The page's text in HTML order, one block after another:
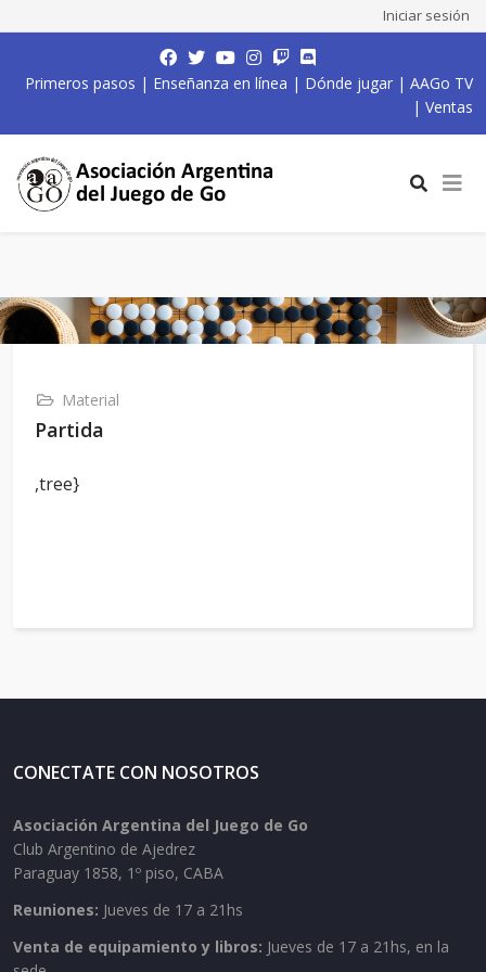
Iniciar sesión
Primeros pasos | Enseñanza en línea | Dónde jugar | AAGo TV
| Ventas
Material
Partida
,tree}
CONECTATE CON NOSOTROS
Asociación Argentina del Juego de Go
Club Argentino de Ajedrez
Paraguay 1858, 1º piso, CABA
Reuniones: Jueves de 17 a 21hs
Venta de equipamiento y libros: Jueves de 17 a 21hs, en la